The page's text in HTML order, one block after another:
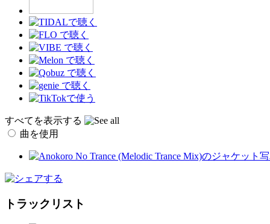
すべてを表示する
曲を使用
トラックリスト